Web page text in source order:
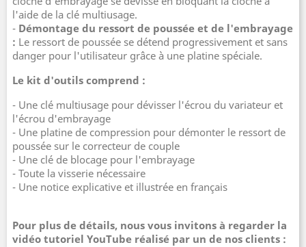
l'aide de la clé multiusage.
- Démontage du ressort de poussée et de l'embrayage
: Le ressort de poussée se détend progressivement et sans
danger pour l'utilisateur grâce à une platine spéciale.
Le kit d'outils comprend :
- Une clé multiusage pour dévisser l'écrou du variateur et
l'écrou d'embrayage
- Une platine de compression pour démonter le ressort de
poussée sur le correcteur de couple
- Une clé de blocage pour l'embrayage
- Toute la visserie nécessaire
- Une notice explicative et illustrée en français
Pour plus de détails, nous vous invitons à regarder la
vidéo tutoriel YouTube réalisé par un de nos clients :